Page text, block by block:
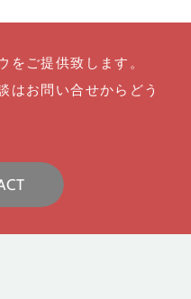
をご提供致します。
はお問い合せからどう